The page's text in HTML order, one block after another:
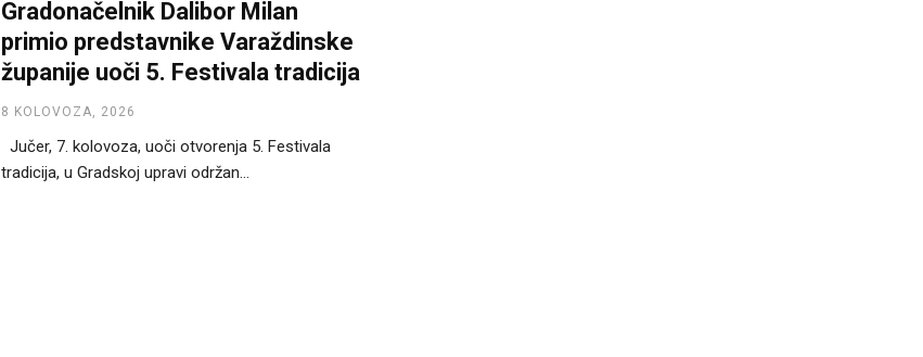
Gradonačelnik Dalibor Milan
primio predstavnike Varaždinske
županije uoči 5. Festivala tradicija
8 KOLOVOZA, 2026
Jučer, 7. kolovoza, uoči otvorenja 5. Festivala
tradicija, u Gradskoj upravi održan...